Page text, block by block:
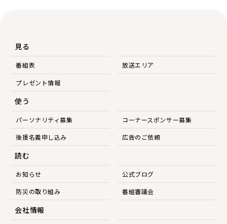
見る
番組表 放送エリア
プレゼント情報
使う
パーソナリティ募集
コーナースポンサー募集
後援名義申し込み
広告のご依頼
読む
お知らせ
公式ブログ
防災の取り組み
番組審議会
会社情報